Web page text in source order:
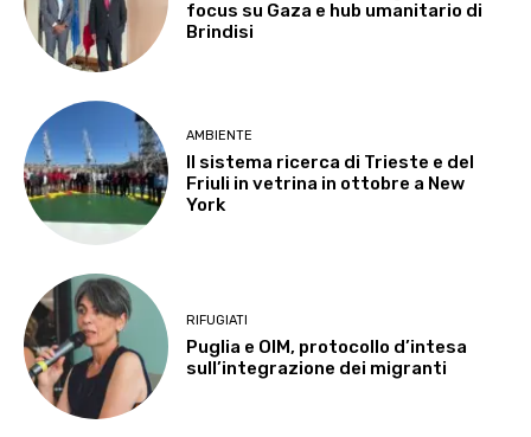
focus su Gaza e hub umanitario di
Brindisi
AMBIENTE
Il sistema ricerca di Trieste e del
Friuli in vetrina in ottobre a New
York
RIFUGIATI
Puglia e OIM, protocollo d’intesa
sull’integrazione dei migranti